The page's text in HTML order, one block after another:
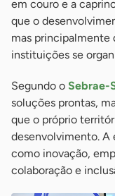
em couro e a
que o
mas principalmente
instituições se
Segundo o Sebrae-
soluções prontas,
que o próprio
desenvolvimento. A
como inovação,
colaboração e